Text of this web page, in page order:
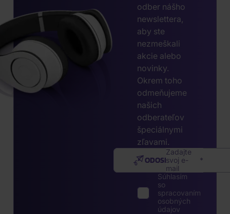
odber nášho
newslettera,
aby ste
nezmeškali
akcie alebo
novinky.
Okrem toho
odmeňujeme
našich
odberateľov
špeciálnymi
zľavami.
Zadajte
svoj e-
mail
ODOSLAŤ
Súhlasím
so
spracovaním
osobných
údajov